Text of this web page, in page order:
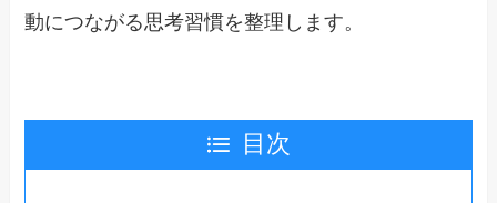
動につながる思考習慣を整理します。
目次